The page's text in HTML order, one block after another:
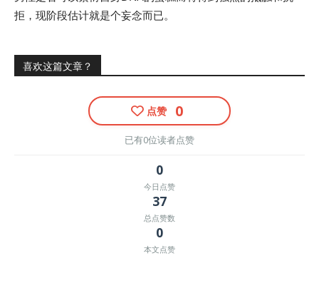
拒，现阶段估计就是个妄念而已。
喜欢这篇文章？
点赞 0
已有0位读者点赞
0
今日点赞
37
总点赞数
0
本文点赞